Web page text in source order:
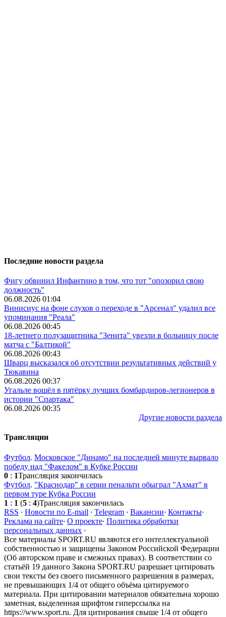
Последние новости раздела
Фигу обвинил Инфантино в том, что тот "опозорил свою
должность"
06.08.2026 01:04
Винисиус на фоне слухов о переходе в "Арсенал" удалил все
упоминания "Реала"
06.08.2026 00:45
18-летнего полузащитника "Зенита" увезли в больницу после
матча с "Балтикой"
06.08.2026 00:43
Шварц высказался об отсутствии результативных действий у
Тюкавина
06.08.2026 00:37
Угальле вошёл в пятёрку лучших бомбардиров-легионеров в
истории "Спартака"
06.08.2026 00:35
Другие новости раздела
Трансляции
Футбол. Московское "Динамо" на последней минуте вырвало
победу над "Факелом" в Кубке России
0 : 1Трансляция закончилась
Футбол. "Краснодар" в серии пенальти обыграл "Ахмат" в
первом туре Кубка России
1 : 1 (5 : 4)Трансляция закончилась
RSS · Новости по E-mail · Telegram · Вакансии· Контакты·
Реклама на сайте· О проекте· Политика обработки
персональных данных ·
Все материалы SPORT.RU являются его интеллектуальной
собственностью и защищены Законом Российской Федерации
(Об авторском праве и смежных правах). В соответствии со
статьёй 19 данного Закона SPORT.RU разрешает цитировать
свои тексты без своего письменного разрешения в размерах,
не превышающих 1/4 от общего объёма цитируемого
материала. При цитировании материалов обязательна хорошо
заметная, выделенная шрифтом гиперссылка на
https://www.sport.ru. Для цитирования свыше 1/4 от общего